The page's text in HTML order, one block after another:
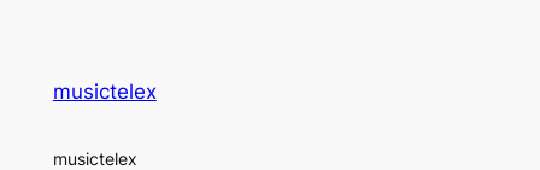
musictelex
musictelex